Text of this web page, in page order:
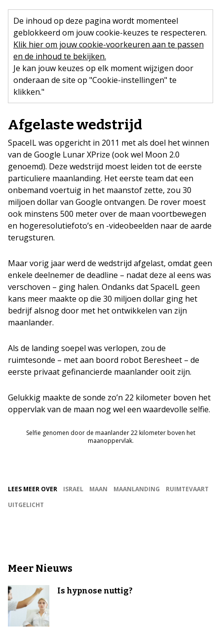
De inhoud op deze pagina wordt momenteel
geblokkeerd om jouw cookie-keuzes te respecteren.
Klik hier om jouw cookie-voorkeuren aan te passen
en de inhoud te bekijken.
Je kan jouw keuzes op elk moment wijzigen door
onderaan de site op "Cookie-instellingen" te
klikken."
Afgelaste wedstrijd
SpaceIL was opgericht in 2011 met als doel het winnen
van de Google Lunar XPrize (ook wel Moon 2.0
genoemd). Deze wedstrijd moest leiden tot de eerste
particuliere maanlanding. Het eerste team dat een
onbemand voertuig in het maanstof zette, zou 30
miljoen dollar van Google ontvangen. De rover moest
ook minstens 500 meter over de maan voortbewegen
en hogeresolutiefoto’s en -videobeelden naar de aarde
terugsturen.
Maar vorig jaar werd de wedstrijd afgelast, omdat geen
enkele deelnemer de deadline – nadat deze al eens was
verschoven – ging halen. Ondanks dat SpaceIL geen
kans meer maakte op die 30 miljoen dollar ging het
bedrijf alsnog door met het ontwikkelen van zijn
maanlander.
Als de landing soepel was verlopen, zou de
ruimtesonde – met aan boord robot Beresheet – de
eerste privaat gefinancierde maanlander ooit zijn.
Gelukkig maakte de sonde zo’n 22 kilometer boven het
oppervlak van de maan nog wel een waardevolle selfie.
Selfie genomen door de maanlander 22 kilometer boven het
maanoppervlak.
LEES MEER OVER ISRAEL MAAN MAANLANDING
RUIMTEVAART
UITGELICHT
Meer Nieuws
Is hypnose nuttig?